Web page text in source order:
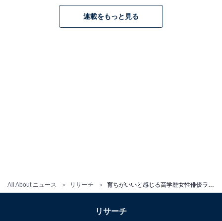
All About ニュース リサーチ
連載をもっと見る
リサーチ